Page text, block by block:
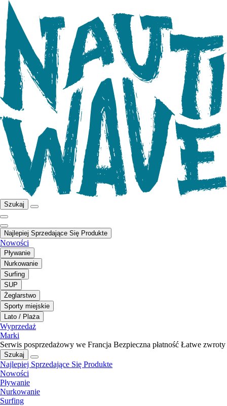
Szukaj
Najlepiej Sprzedające Się Produkte
Nowości
Pływanie
Nurkowanie
Surfing
SUP
Żeglarstwo
Sporty miejskie
Lato / Plaża
Wyprzedaż
Marki
Serwis posprzedażowy we Francja Bezpieczna płatność Łatwe zwroty
Szukaj
Najlepiej Sprzedające Się Produkte
Nowości
Pływanie
Nurkowanie
Surfing